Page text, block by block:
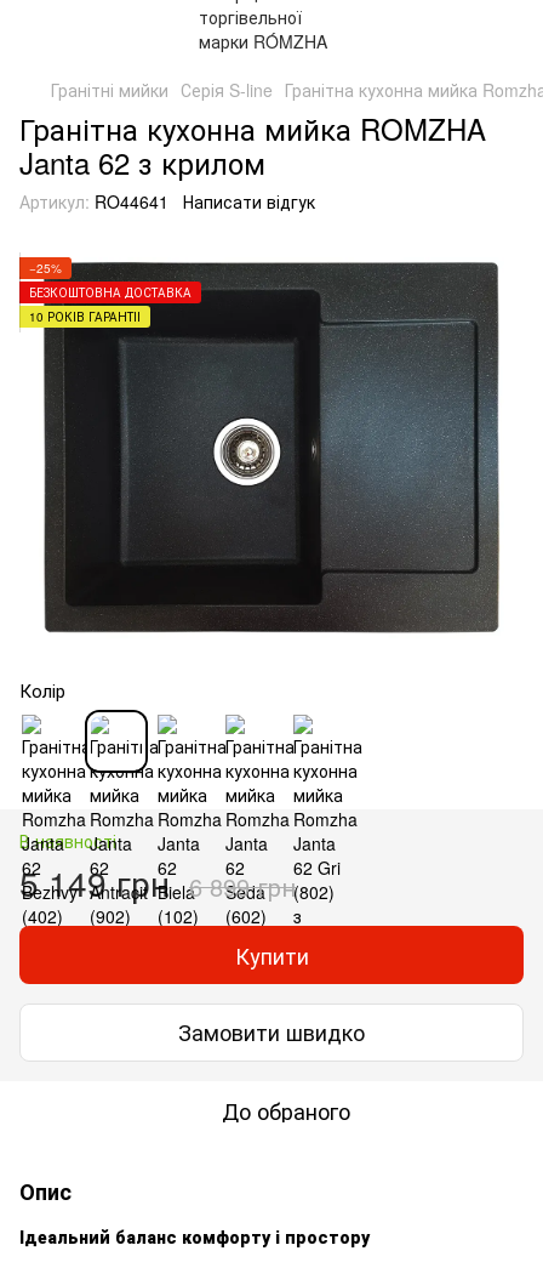
Гранітні мийки Серія S-line Гранітна кухонна мийка
Гранітна кухонна мийка ROMZHA
Janta 62 з крилом
Артикул: RO44641 Написати відгук
−25%
БЕЗКОШТОВНА ДОСТАВКА
10 РОКІВ ГАРАНТІЇ
Колір
В наявності
5 149 грн 6 899 грн
Купити
Замовити швидко
До обраного
Опис
Ідеальний баланс комфорту і простору